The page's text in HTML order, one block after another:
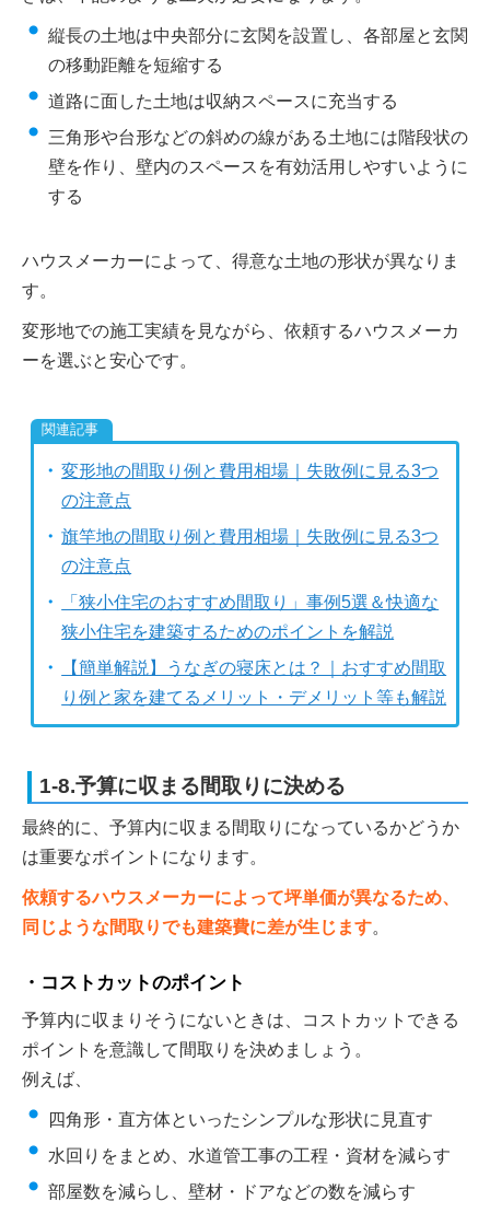
縦長の土地は中央部分に玄関を設置し、各部屋と玄関
の移動距離を短縮する
道路に面した土地は収納スペースに充当する
三角形や台形などの斜めの線がある土地には階段状の
壁を作り、壁内のスペースを有効活用しやすいように
する
ハウスメーカーによって、得意な土地の形状が異なりま
す。
変形地での施工実績を見ながら、依頼するハウスメーカ
ーを選ぶと安心です。
変形地の間取り例と費用相場｜失敗例に見る3つ
の注意点
旗竿地の間取り例と費用相場｜失敗例に見る3つ
の注意点
「狭小住宅のおすすめ間取り」事例5選＆快適な
狭小住宅を建築するためのポイントを解説
【簡単解説】うなぎの寝床とは？｜おすすめ間取
り例と家を建てるメリット・デメリット等も解説
1-8.予算に収まる間取りに決める
最終的に、予算内に収まる間取りになっているかどうか
は重要なポイントになります。
依頼するハウスメーカーによって坪単価が異なるため、
同じような間取りでも建築費に差が生じます。
コストカットのポイント
予算内に収まりそうにないときは、コストカットできる
ポイントを意識して間取りを決めましょう。
例えば、
四角形・直方体といったシンプルな形状に見直す
水回りをまとめ、水道管工事の工程・資材を減らす
部屋数を減らし、壁材・ドアなどの数を減らす